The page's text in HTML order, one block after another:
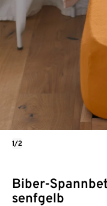
Biber-
senfgelb
1/2